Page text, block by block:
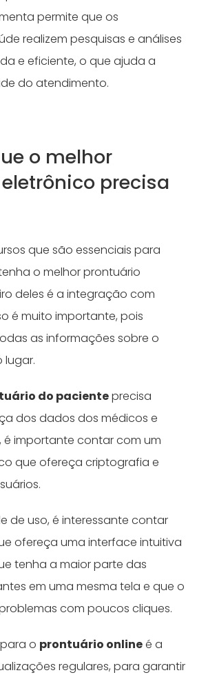
permite que os
realizem pesquisas e análises
e eficiente, o que ajuda a
do atendimento.
o melhor
precisa
que são essenciais para
o melhor prontuário
deles é a integração com
é muito importante, pois
as informações sobre o
lugar.
do pacienteprecisa
dos dados dos médicos e
é importante contar com um
que ofereça criptografia e
de uso, é interessante contar
ofereça uma interface intuitiva
tenha a maior parte das
em uma mesma tela e que o
com poucos cliques.
o prontuário onlineé a
regulares, para garantir